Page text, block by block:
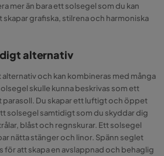
mer än bara ett solsegel som du kan
skapar grafiska, stilrena och harmoniska
alternativ
och kan kombineras med många
skulle kunna beskrivas som ett
Du skapar ett luftigt och öppet
solsegel samtidigt som du skyddar dig
blåst och regnskurar. Ett solsegel
nätta stänger och linor. Spänn seglet
för att skapa en avslappnad och behaglig